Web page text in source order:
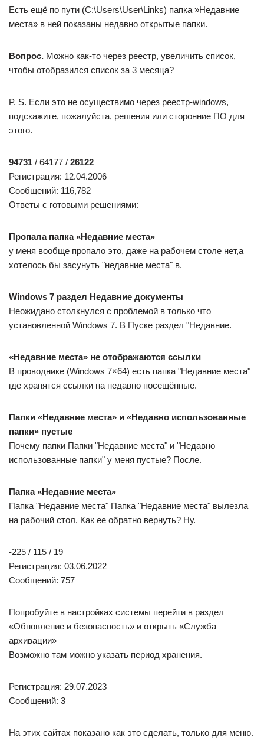
-225 / 115 / 19
Сообщений: 757
«Обновление и безопасность» и открыть «Служба
архивации»
Возможно там можно указать период хранения.
Регистрация: 29.07.2023
Сообщений: 3
На этих сайтах показано как это сделать, только для меню.
А я ищу как это можно сделать для папки ‘Недавние
документы’ и ‘Недавние места’.
для папок?
Робот сгибальщик
Регистрация: 29.07.2020
Сообщений: 3,093
Записей в блоге: 7
Редактор локальной групповой политики => Конфигурация
пользователя => Административные шаблоны =>
Компоненты Windows => Проводник => Максимальная
длина списка «Недавние документы».
Не забывайте, что однажды очистив папку, будет удалена
вся история.
Регистрация: 02.08.2023
Сообщений: 1
, а не пропадет история открытых папок, документов при
Если применить эти настройки.
C:\Users\User\AppData\Roaming\Microsoft\Windows\Recent